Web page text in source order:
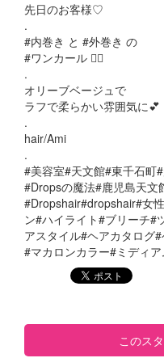
先日のお客様♡
.
#内巻き と #外巻き の
#ワンカール 💇‍♀️
.
オリーブベージュで
ラフで柔らかい雰囲気に💕
.
hair/Ami
.
#美容室#天文館#東千石町
#Dropsの魔法#鹿児島天文
#Dropshair#dropshair#女
ン#ハイライト#ブリーチ#
アスタイル#ヘアカタログ
#マカロンカラー#ミディア
このス